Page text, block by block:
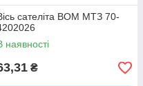
сателіта ВОМ МТЗ 70-
наявності
₴